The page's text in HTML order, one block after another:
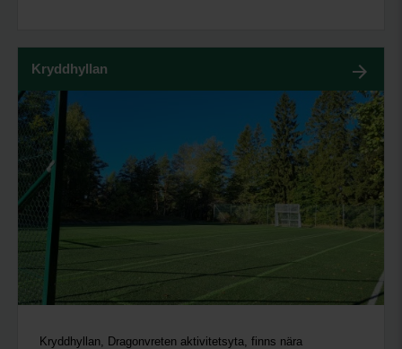
Kryddhyllan
Kryddhyllan, Dragonvreten aktivitetsyta, finns nära